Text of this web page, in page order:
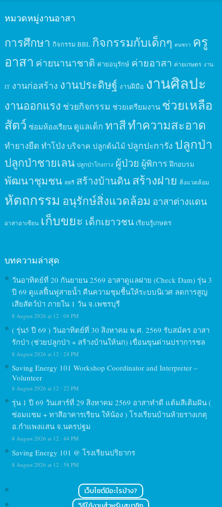
หมวดหมู่งานอาสา
การศึกษา กิจกรรม BBL กิจกรรมกับเด็กๆ คนชรา ครู
อาสา ค่ายนานาชาติ ค่ายอนุรักษ์ ค่ายอาสา ค่ายเกษตร งาน
IT งานก่อสร้าง งานประดิษฐ์ งานฝีมือ งานศิลปะ
งานออกแรง ช่วยกิจกรรม ช่วยเตรียมงาน ช่วยเหลือ
สัตว์ ซ่อมห้องเรียน ดูแลเด็ก ทาสีทำความสะอาด
ทำยางยืด ทำโป่ง บริจาค ปลูกต้นไม้ ปลูกปะการัง ปลูกป่า
ปลูกป่าชายเลน ปลูกป่าโกงกาง ผู้ป่วย ผู้พิการ ฝึกอบรม
พัฒนาชุมชน สตรี สร้างบ้านดินสร้างฝาย สิ่งแวดล้อม
หัตถกรรม อนุรักษ์สิ่งแวดล้อม อาสาต่างแดน
อาสาอาเซียน เก็บขยะ เด็กเยาวชน เรียนรู้เกษตร
บทความล่าสุด
วันอาทิตย์ที่ 20 กันยายน 2569 อาสาดูแลฝาย (Check Dam) รุ่น 3
ปี 69 ดูแลฟื้นฟูสายน้ำ คืนความชุมชื้นให้ระบบนิเวศ ลดการสูญ
เสียสัตว์ป่า ภายใน 1 วัน จ.เพชรบุรี
8 August 2026 at 12 : 04 PM
( รุ่น5 ปี 69 ) วันอาทิตย์ที่ 30 สิงหาคม พ.ศ. 2569 รับสมัคร อาสา
รักป่า (ช่วยปลูกป่า + สร้างบ้านให้นก) เขื่อนขุนด่านปราการชล
8 August 2026 at 12 : 24 PM
Saving Energy 101 Workshop Coordinator and Interpreter –
Volunteer
8 August 2026 at 12 : 22 PM
รุ่น 1 ปี 69 วันเสาร์ที่ 29 สิงหาคม 2569 อาสาทำดี แต้มสีเติมฝัน (
ซ่อมแซม + ทาสีอาคารเรียน ให้น้อง ) โรงเรียนบ้านห้วยรางเกตุ
อ.กำแพงแสน จ.นครปฐม
8 August 2026 at 12 : 44 PM
Saving Energy 101 @ โรงเรียนปริยากร
8 August 2026 at 12 : 58 PM
เว็บไซต์มีอะไรบ้าง?